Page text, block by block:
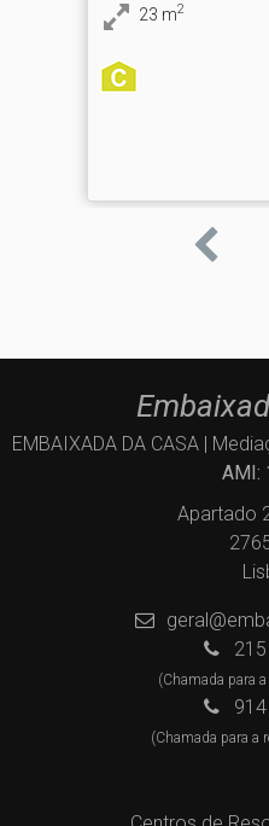
m2
EMBAIXADA DA CASA |
AMI:
Apartado
(Chamada para
(Chamada para a